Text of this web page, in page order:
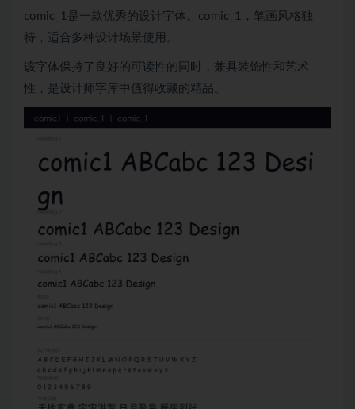
comic_1是一款优秀的设计字体。comic_1，笔画风格独
特，适合多种设计场景使用。
该字体保持了良好的可读性的同时，兼具装饰性和艺术
性，是设计师字库中值得收藏的精品。